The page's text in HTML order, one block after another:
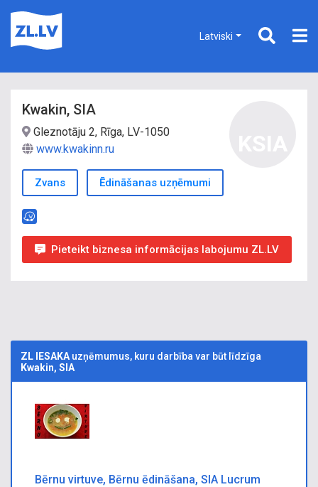
Latviski
Kwakin, SIA
Gleznotāju 2, Rīga, LV-1050
www.kwakinn.ru
Zvans Ēdināšanas uzņēmumi
Pieteikt biznesa informācijas labojumu ZL.LV
ZL IESAKA uzņēmumus, kuru darbība var būt līdzīga
Kwakin, SIA
Bērnu virtuve, Bērnu ēdināšana, SIA Lucrum